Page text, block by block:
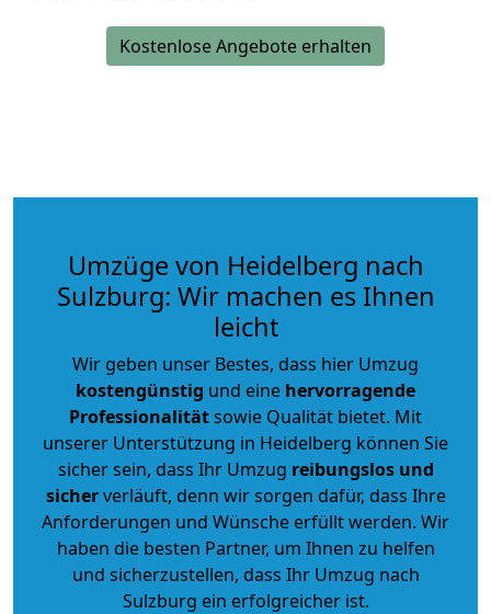
Kostenlose Angebote erhalten
Umzüge von Heidelberg nach
Sulzburg: Wir machen es Ihnen
leicht
Wir geben unser Bestes, dass hier Umzug
kostengünstig und eine hervorragende
Professionalitätsowie Qualität bietet. Mit
unserer Unterstützung in Heidelberg können Sie
sicher sein, dass Ihr Umzug reibungslos und
sicherverläuft, denn wir sorgen dafür, dass Ihre
Anforderungen und Wünsche erfüllt werden. Wir
haben die besten Partner, um Ihnen zu helfen
und sicherzustellen, dass Ihr Umzug nach
Sulzburg ein erfolgreicher ist.